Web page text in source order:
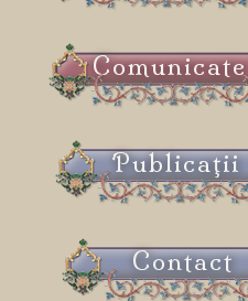
Comunicate
Publicaţii
Contact